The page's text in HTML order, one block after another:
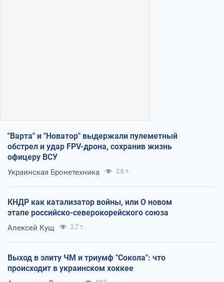
"Варта" и "Новатор" выдержали пулеметный
обстрел и удар FPV-дрона, сохранив жизнь
офицеру ВСУ
Украинская Бронетехника 2,6 т.
КНДР как катализатор войны, или О новом
этапе российско-северокорейского союза
Алексей Кущ 2,7 т.
Выход в элиту ЧМ и триумф "Сокола": что
происходит в украинском хоккее